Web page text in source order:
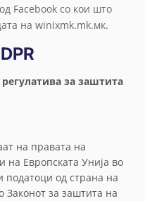
Facebook со кои што
на winixmk.mk.мк.
за заштита
на правата на
на Европската Унија во
податоци од страна на
Законот за заштита на